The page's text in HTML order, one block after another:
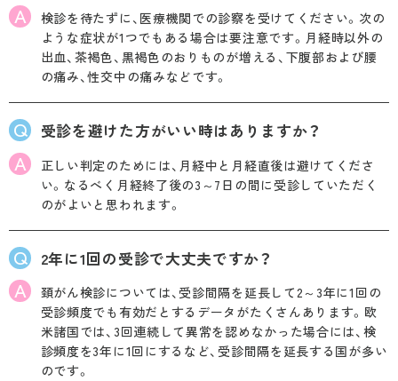
A
検診を待たずに、医療機関での診察を受けてください。次の
ような症状が1つでもある場合は要注意です。月経時以外の
出血、茶褐色、黒褐色のおりものが増える、下腹部および腰
の痛み、性交中の痛みなどです。
Q 受診を避けた方がいい時はありますか？
A
正しい判定のためには、月経中と月経直後は避けてくださ
い。なるべく月経終了後の3～7日の間に受診していただく
のがよいと思われます。
Q 2年に1回の受診で大丈夫ですか？
A
頚がん検診については、受診間隔を延長して2～3年に1回の
受診頻度でも有効だとするデータがたくさんあります。欧
米諸国では、3回連続して異常を認めなかった場合には、検
診頻度を3年に1回にするなど、受診間隔を延長する国が多い
のです。